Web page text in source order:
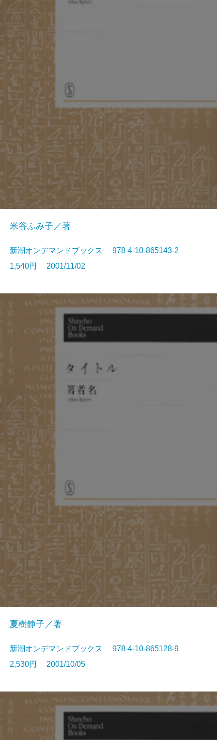
米谷ふみ子／著
新潮オンデマンドブックス 978-4-10-865143-2
1,540円 2001/11/02
夏樹静子／著
新潮オンデマンドブックス 978-4-10-865128-9
2,530円 2001/10/05